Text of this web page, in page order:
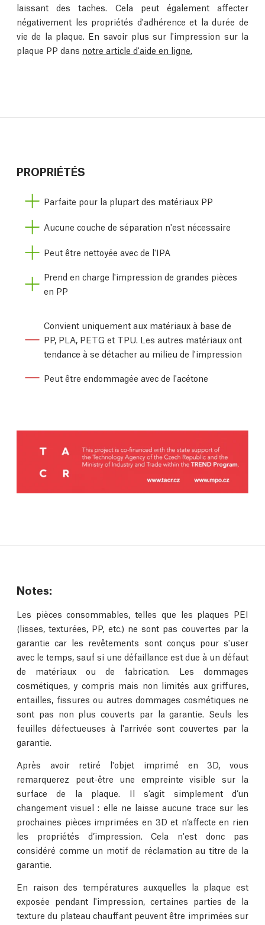
laissant des taches. Cela peut également affecter
négativement les propriétés d'adhérence et la durée de
vie de la plaque. En savoir plus sur l'impression sur la
plaque PP dans notre article d'aide en ligne.
PROPRIÉTÉS
Parfaite pour la plupart des matériaux PP
Aucune couche de séparation n'est nécessaire
Peut être nettoyée avec de l'IPA
Prend en charge l'impression de grandes pièces
en PP
Convient uniquement aux matériaux à base de
PP, PLA, PETG et TPU. Les autres matériaux ont
tendance à se détacher au milieu de l'impression
Peut être endommagée avec de l'acétone
Notes:
Les pièces consommables, telles que les plaques PEI
(lisses, texturées, PP, etc.) ne sont pas couvertes par la
garantie car les revêtements sont conçus pour s'user
avec le temps, sauf si une défaillance est due à un défaut
de matériaux ou de fabrication. Les dommages
cosmétiques, y compris mais non limités aux griffures,
entailles, fissures ou autres dommages cosmétiques ne
sont pas non plus couverts par la garantie. Seuls les
feuilles défectueuses à l'arrivée sont couvertes par la
garantie.
Après avoir retiré l'objet imprimé en 3D, vous
remarquerez peut-être une empreinte visible sur la
surface de la plaque. Il s’agit simplement d’un
changement visuel : elle ne laisse aucune trace sur les
prochaines pièces imprimées en 3D et n’affecte en rien
les propriétés d’impression. Cela n'est donc pas
considéré comme un motif de réclamation au titre de la
garantie.
En raison des températures auxquelles la plaque est
exposée pendant l'impression, certaines parties de la
texture du plateau chauffant peuvent être imprimées sur